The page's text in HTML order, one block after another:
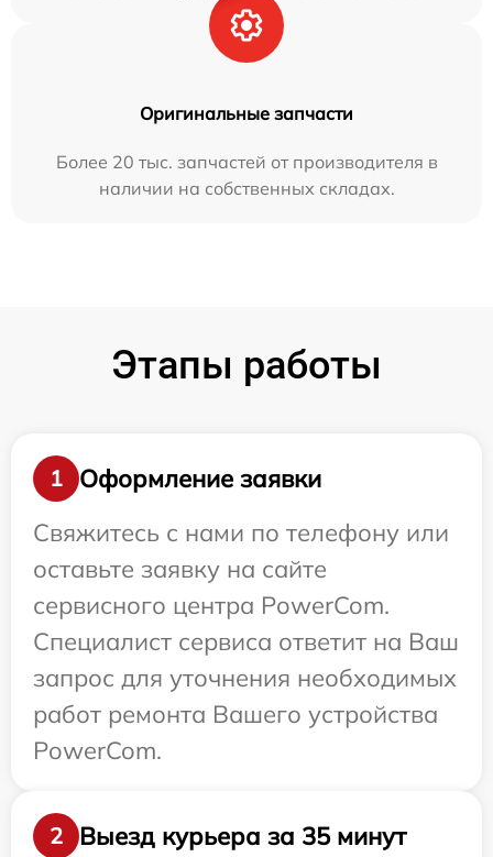
Оригинальные запчасти
Более 20 тыс. запчастей от производителя в
наличии на собственных складах.
Этапы работы
1
Оформление заявки
Свяжитесь с нами по телефону или
оставьте заявку на сайте
сервисного центра PowerCom.
Специалист сервиса ответит на Ваш
запрос для уточнения необходимых
работ ремонта Вашего устройства
PowerCom.
2 Выезд курьера за 35 минут